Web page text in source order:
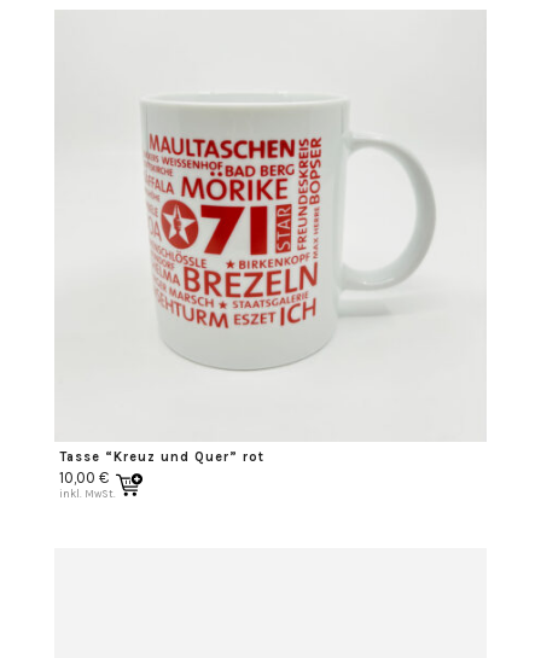
Tasse “Kreuz und Quer” rot
10,00 €
inkl. MwSt.